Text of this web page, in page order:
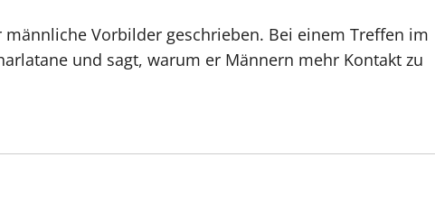
Vorbilder geschrieben. Bei einem Treffen im
und sagt, warum er Männern mehr Kontakt zu